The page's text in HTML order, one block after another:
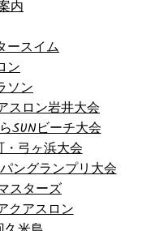
内
ースイム
ン
ソン
スロン岩井大会
SUNビーチ大会
弓ヶ浜大会
ングランプリ大会
スターズ
クアスロン